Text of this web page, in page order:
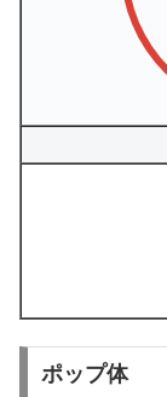
ポップ体